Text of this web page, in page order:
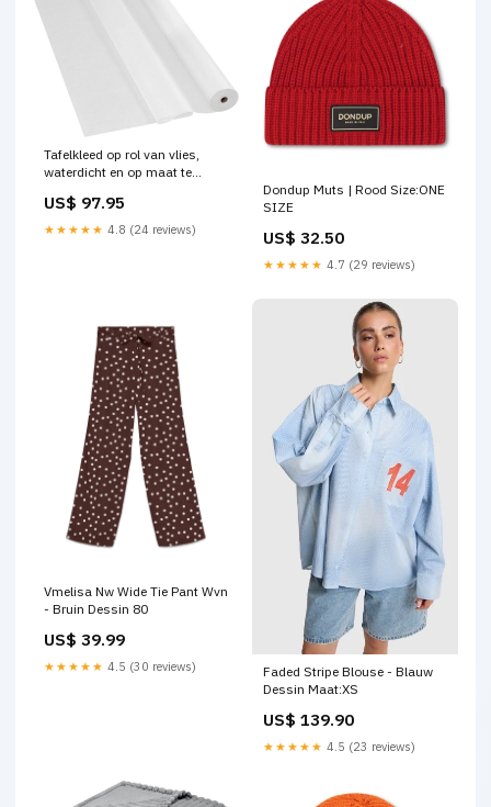
Tafelkleed op rol van vlies,
waterdicht en op maat te
7
US$ 97.95
★★★★★ 4.8 (24 reviews)
Dondup Muts | Rood Size:ONE
SIZE
US$ 32.50
★★★★★ 4.7 (29 reviews)
Vmelisa Nw Wide Tie Pant Wvn
- Bruin Dessin 80
US$ 39.99
★★★★★ 4.5 (30 reviews)
Faded Stripe Blouse - Blauw
Dessin Maat:XS
US$ 139.90
★★★★★ 4.5 (23 reviews)